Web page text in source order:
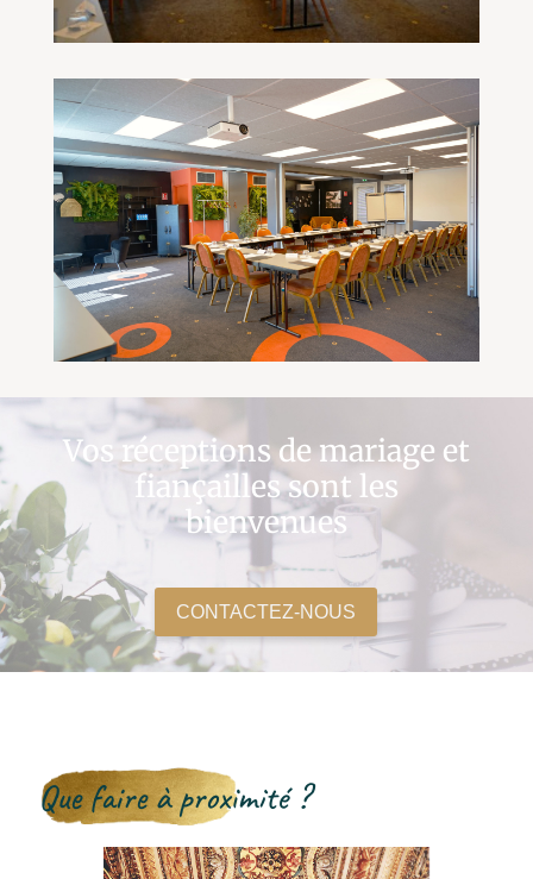
Vos réceptions de mariage et
fiançailles sont les
bienvenues
CONTACTEZ-NOUS
Que faire à proximité ?